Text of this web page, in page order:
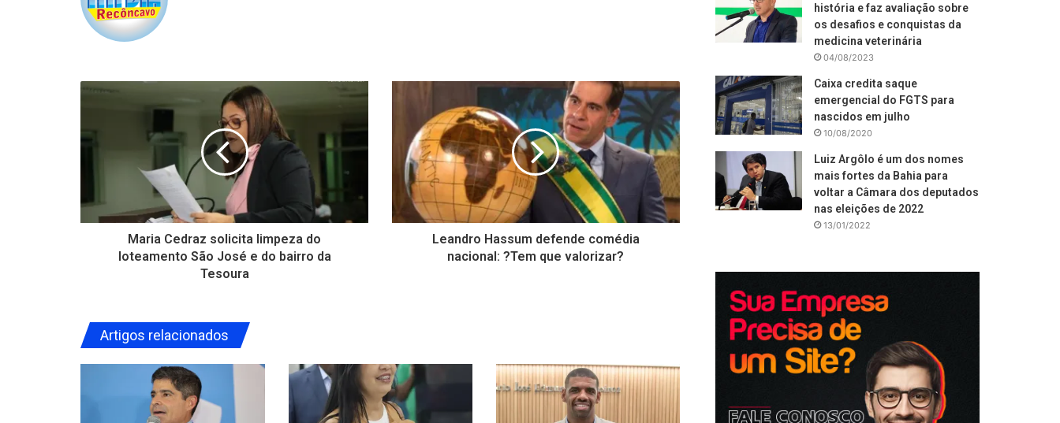
Maria Cedraz solicita limpeza do
loteamento São José e do bairro da
Tesoura
Leandro Hassum defende comédia
nacional: ?Tem que valorizar?
Artigos relacionados
história e faz avaliação sobre
os desafios e conquistas da
medicina veterinária
04/08/2023
Caixa credita saque
emergencial do FGTS para
nascidos em julho
10/08/2020
Luiz Argôlo é um dos nomes
mais fortes da Bahia para
voltar a Câmara dos deputados
nas eleições de 2022
13/01/2022